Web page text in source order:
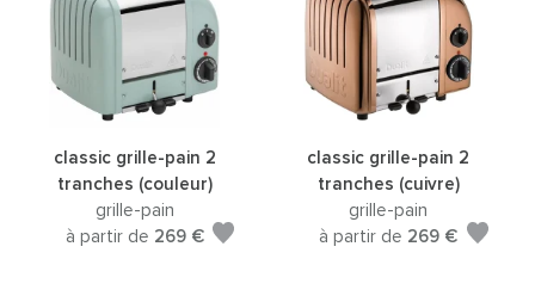
classic grille-pain 2
tranches (couleur)
grille-pain
à partir de 269 €
classic grille-pain 2
tranches (cuivre)
grille-pain
à partir de 269 €